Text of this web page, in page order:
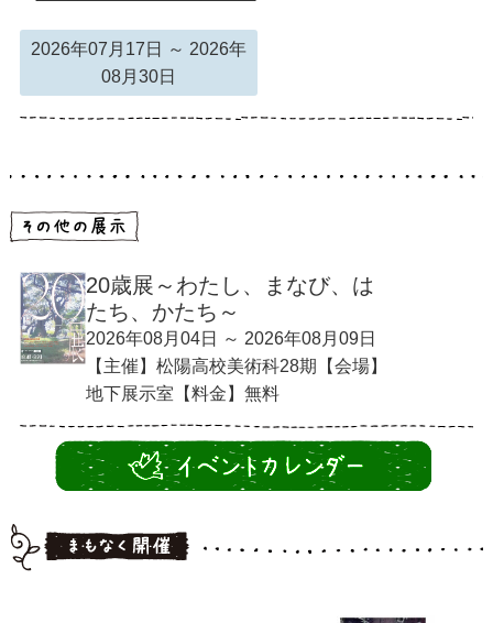
2026年07月17日 ～ 2026年
08月30日
20歳展～わたし、まなび、は
たち、かたち～
2026年08月04日 ～ 2026年08月09日
【主催】松陽高校美術科28期【会場】
地下展示室【料金】無料